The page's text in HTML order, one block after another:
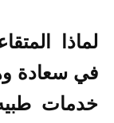
لماذا
في سعادة
خدمات